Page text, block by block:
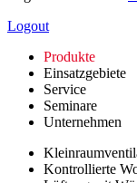
Logout
Produkte
Einsatzgebiete
Service
Seminare
Unternehmen
Kontrollierte